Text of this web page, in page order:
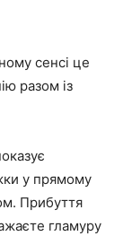
сенсі це
разом із
у прямому
Прибуття
гламуру